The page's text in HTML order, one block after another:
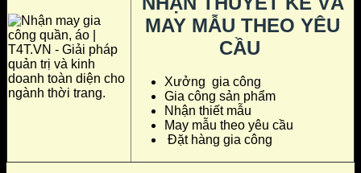
MAY MẪU THEO YÊU
CẦU
Xưởng gia công
Gia công sản phẩm
Nhận thiết mẫu
May mẫu theo yêu cầu
Đặt hàng gia công